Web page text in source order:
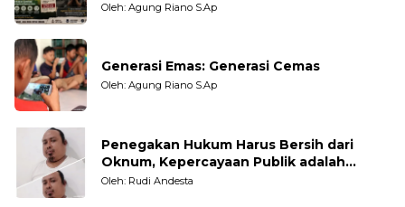
Oleh: Agung Riano S.Ap
Generasi Emas: Generasi Cemas
Oleh: Agung Riano S.Ap
Penegakan Hukum Harus Bersih dari
Oknum, Kepercayaan Publik adalah
Taruhannya
Oleh: Rudi Andesta